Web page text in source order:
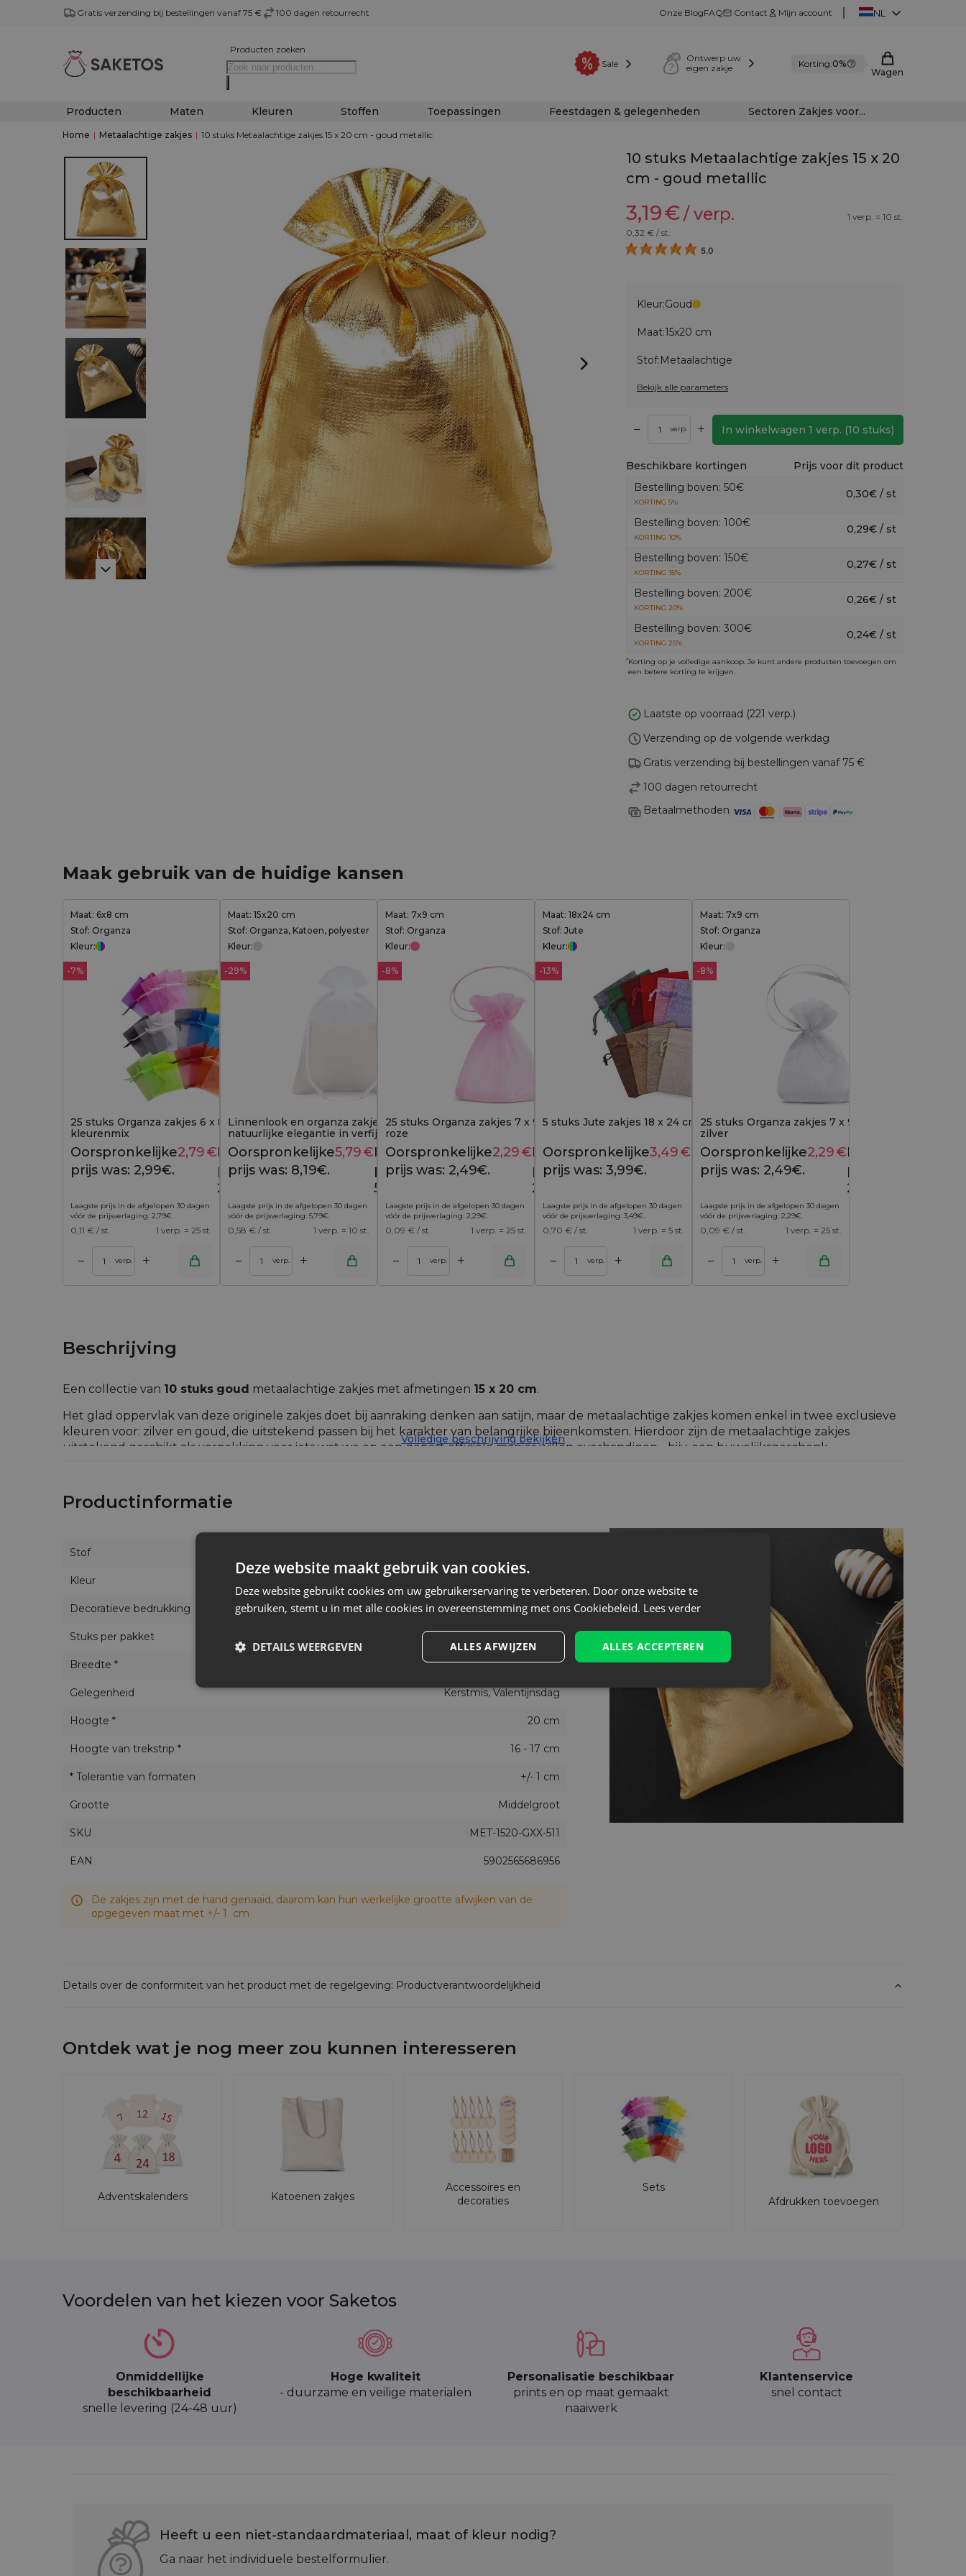
Gratis verzending bij bestellingen vanaf 75 € 100 dagen retourrecht Onze BlogFAQ Contact Mijn account NL
Producten zoeken
Sale
Ontwerp uw
eigen zakje
Korting:0%
Wagen
Producten Maten Kleuren Stoffen Toepassingen Feestdagen & gelegenheden Sectoren Zakjes voor...
Home | Metaalachtige zakjes | 10 stuks Metaalachtige zakjes 15 x 20 cm - goud metallic
10 stuks Metaalachtige zakjes 15 x 20
cm - goud metallic
3,19€/ verp.
1 verp. = 10 st.
0,32€ / st.
5.0
Kleur:Goud
Maat:15x20 cm
Stof:Metaalachtige
Bekijk alle parameters
– verp. + In winkelwagen 1 verp. (10 stuks)
Beschikbare kortingen
Prijs voor dit product
Bestelling boven: 50€
KORTING 5%
0,30€ / st
Bestelling boven: 100€
KORTING 10%
0,29€ / st
Bestelling boven: 150€
KORTING 15%
0,27€ / st
Bestelling boven: 200€
KORTING 20%
0,26€ / st
Bestelling boven: 300€
KORTING 25%
0,24€ / st
*Korting op je volledige aankoop. Je kunt andere producten toevoegen om
een betere korting te krijgen.
Laatste op voorraad (221 verp.)
Verzending op de volgende werkdag
Gratis verzending bij bestellingen vanaf 75 €
100 dagen retourrecht
Betaalmethoden
Maak gebruik van de huidige kansen
Maat: 6x8 cm
Stof: Organza
Kleur:
-7%
25 stuks Organza zakjes 6 x 8 cm -
kleurenmix
2,99 €
Oorspronkelijke
prijs was: 2,99€.
2,79€Huidige
prijs is:
2,79€.
Laagste prijs in de afgelopen 30 dagen
vóór de prijsverlaging: 2,79€.
0,11 € / st. 1 verp. = 25 st.
– verp. +
Maat: 15x20 cm
Stof: Organza, Katoen, polyester
Kleur:
-29%
Linnenlook en organza zakjes 15x20 cm -
natuurlijke elegantie in verfijnde vorm (10
stuks)
8,19 €
Oorspronkelijke
prijs was: 8,19€.
5,79€Huidige
prijs is:
5,79€.
Laagste prijs in de afgelopen 30 dagen
vóór de prijsverlaging: 5,79€.
0,58 € / st. 1 verp. = 10 st.
– verp. +
Maat: 7x9 cm
Stof: Organza
Kleur:
-8%
25 stuks Organza zakjes 7 x 9 cm (SDB) -
roze
2,49 €
Oorspronkelijke
prijs was: 2,49€.
2,29€Huidige
prijs is:
2,29€.
Laagste prijs in de afgelopen 30 dagen
vóór de prijsverlaging: 2,29€.
0,09 € / st. 1 verp. = 25 st.
– verp. +
Toevoegen aan winkelwagen
Maat: 18x24 cm
Stof: Jute
Kleur:
-13%
5 stuks Jute zakjes 18 x 24 cm - kleurenmix
3,99 €
Oorspronkelijke
prijs was: 3,99€.
3,49€ Huidige
prijs is:
3,49€.
Laagste prijs in de afgelopen 30 dagen
vóór de prijsverlaging: 3,49€.
0,70 € / st. 1 verp. = 5 st.
– verp. +
Toevoegen aan winkelwagen
Maat: 7x9 cm
Stof: Organza
Kleur:
-8%
25 stuks Organza zakjes 7 x 9 cm (SDB) -
zilver
Oorspronkelijke
prijs was: 2,49€.
2,29€Huidige
prijs is:
2,29€.
Laagste prijs in de afgelopen 30 dagen
vóór de prijsverlaging: 2,29€.
0,09 € / st. 1 verp. = 25 st.
– verp. +
Toevoegen aan winkelwagen
Beschrijving
Een collectie van 10 stuks goud metaalachtige zakjes met afmetingen 15 x 20 cm.
Het glad oppervlak van deze originele zakjes doet bij aanraking denken aan satijn, maar de metaalachtige zakjes komen enkel in twee exclusieve
kleuren voor: zilver en goud, die uitstekend passen bij het karakter van belangrijke bijeenkomsten. Hierdoor zijn de metaalachtige zakjes
uitstekend geschikt als verpakking voor iets wat we op een gepast officiële manier willen overhandigen - bijv. een huwelijksgeschenk.
dergelijk detail zal de persoon aan wie we gehecht zijn zeker blij maken.
Volledige beschrijving bekijken
Productinformatie
Stof
Kleur
Decoratieve bedrukking Nee
Stuks per pakket
Breedte * 15 cm
Gelegenheid Kerstmis, Valentijnsdag
Hoogte * 20 cm
Hoogte van trekstrip * 16 - 17 cm
* Tolerantie van formaten +/- 1 cm
Grootte Middelgroot
SKU MET-1520-GXX-511
EAN 5902565686956
De zakjes zijn met de hand genaaid, daarom kan hun werkelijke grootte afwijken van de
opgegeven maat met +/- 1 cm
Details over de conformiteit van het product met de regelgeving: Productverantwoordelijkheid
Ontdek wat je nog meer zou kunnen interesseren
Adventskalenders Katoenen zakjes
Accessoires en
decoraties
Sets
Afdrukken toevoegen
Voordelen van het kiezen voor Saketos
Onmiddellijke
beschikbaarheid
snelle levering (24-48 uur)
Hoge kwaliteit
- duurzame en veilige materialen
Personalisatie beschikbaar
prints en op maat gemaakt
naaiwerk
Klantenservice
snel contact
Heeft u een niet-standaardmateriaal, maat of kleur nodig?
Ga naar het individuele bestelformulier.
Deze website maakt gebruik van cookies.
Deze website gebruikt cookies om uw gebruikerservaring te verbeteren. Door onze website te
gebruiken, stemt u in met alle cookies in overeenstemming met ons Cookiebeleid. Lees verder
ALLES ACCEPTEREN
ALLES AFWIJZEN
DETAILS WEERGEVEN